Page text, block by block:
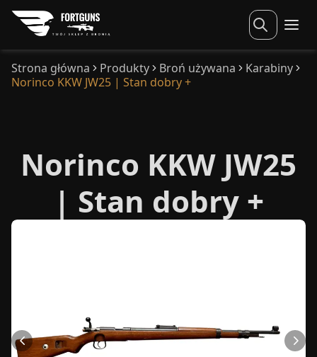
Strona główna Produkty Broń używana
Karabiny
Norinco KKW JW25 | Stan dobry +
Norinco KKW JW25
| Stan dobry +